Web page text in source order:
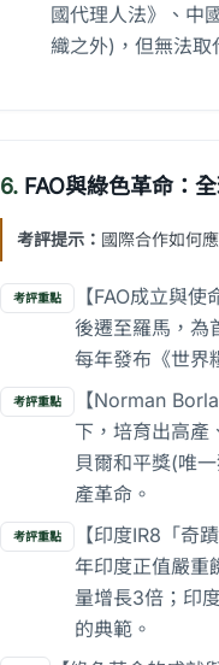
國代理人法》、中
織之外)，但無法取
6. FAO與綠色革命：
考評提示： 國際合作如何
考評重點
【FAO成立與
後遷至羅馬，為
每年發布《世界
考評重點
【Norman
下，培育出高產
貝爾和平獎(唯
產革命。
考評重點
【印度IR8「奇
年印度正值嚴重
量增長3倍；印
的典範。